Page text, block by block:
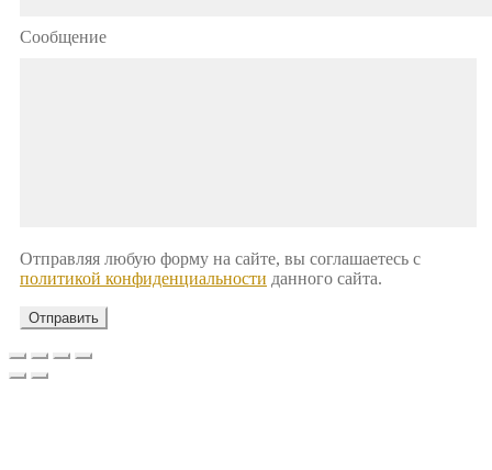
Сообщение
Отправляя любую форму на сайте, вы соглашаетесь с
политикой конфиденциальности данного сайта.